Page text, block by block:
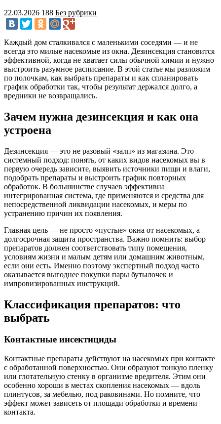
22.03.2026 188 Без рубрики
Каждый дом сталкивался с маленькими соседями — и не
всегда это милые насекомые из окна. Дезинсекция становится
эффективной, когда не хватает силы обычной химии и нужно
выстроить разумное расписание. В этой статье мы разложим
по полочкам, как выбрать препараты и как спланировать
график обработки так, чтобы результат держался долго, а
вредники не возвращались.
Зачем нужна дезинсекция и как она
устроена
Дезинсекция — это не разовый «залп» из магазина. Это
системный подход: понять, от каких видов насекомых вы в
первую очередь зависите, выявить источники пищи и влаги,
подобрать препараты и выстроить график повторных
обработок. В большинстве случаев эффективна
интегрированная система, где применяются и средства для
непосредственной ликвидации насекомых, и меры по
устранению причин их появления.
Главная цель — не просто «пустые» окна от насекомых, а
долгосрочная защита пространства. Важно помнить: выбор
препаратов должен соответствовать типу помещения,
условиям жизни и малым детям или домашним животным,
если они есть. Именно поэтому экспертный подход часто
оказывается выгоднее покупки пары бутылочек и
импровизированных инструкций.
Классификация препаратов: что
выбрать
Контактные инсектициды
Контактные препараты действуют на насекомых при контакте
с обработанной поверхностью. Они образуют тонкую пленку
или глотательную стенку в организме вредителя. Этим они
особенно хороши в местах скопления насекомых — вдоль
плинтусов, за мебелью, под раковинами. Но помните, что
эффект может зависеть от площади обработки и времени
контакта.